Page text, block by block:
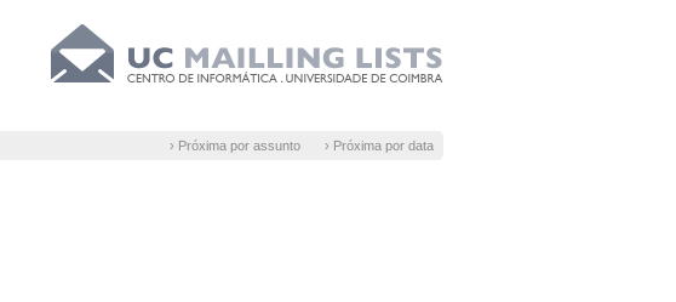
› Próxima por assunto › Próxima por data